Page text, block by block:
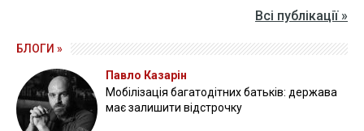
Всі публікації »
БЛОГИ »
Павло Казарін
Мобілізація багатодітних батьків: держава
має залишити відстрочку